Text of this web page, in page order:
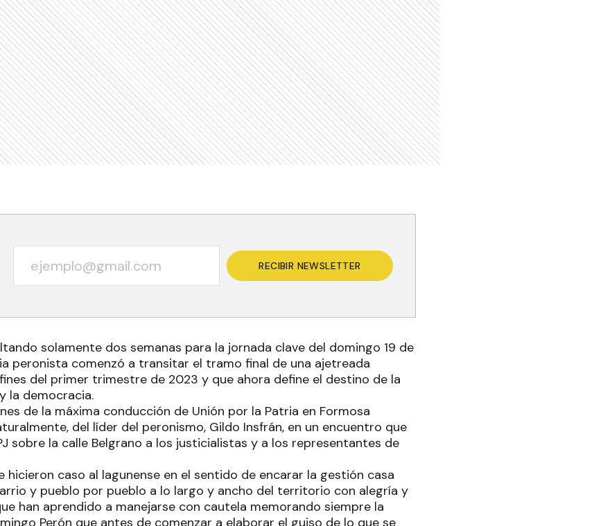
RECIBIR NEWSLETTER
solamente dos semanas para la jornada clave del domingo 19 de
peronista comenzó a transitar el tramo final de una ajetreada
del primer trimestre de 2023 y que ahora define el destino de la
la democracia.
de la máxima conducción de Unión por la Patria en Formosa
del líder del peronismo, Gildo Insfrán, en un encuentro que
sobre la calle Belgrano a los justicialistas y a los representantes de
hicieron caso al lagunense en el sentido de encarar la gestión casa
y pueblo por pueblo a lo largo y ancho del territorio con alegría y
han aprendido a manejarse con cautela memorando siempre la